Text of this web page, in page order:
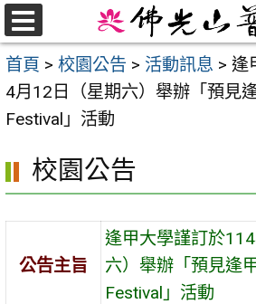
跳
至
主
要
內
首頁 > 校園公告 > 活動訊息 > 逢
4月12日（星期六）舉辦「預見
Festival」活動
校園公告
公告主旨
逢甲大學謹訂於
六）舉辦「預見逢
Festival」活動
選
單